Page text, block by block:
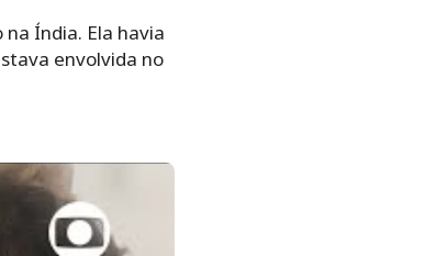
Índia. Ela havia
envolvida no